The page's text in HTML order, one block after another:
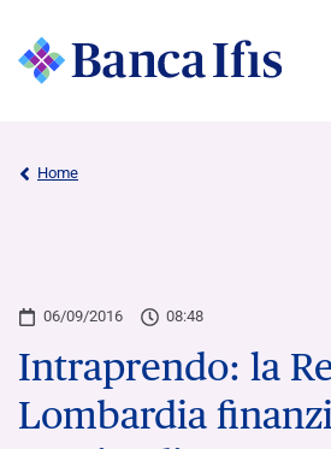
Home
06/09/2016 08:48
Intraprendo: la
Lombardia